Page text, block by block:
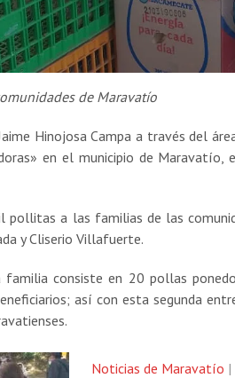
de Maravatío
Hinojosa Campa a través del
en el municipio de
a las familias de las
y Cliserio Villafuerte.
consiste en 20 pollas
así con esta segunda
Noticias de Maravatío |